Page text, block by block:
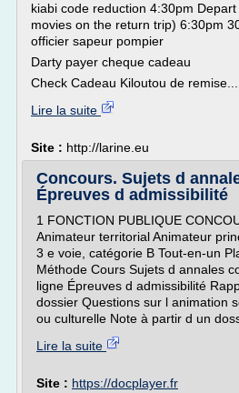
kiabi code reduction 4:30pm
movies on the return trip) 6:30pm
officier sapeur pompier
Darty payer cheque cadeau
Check Cadeau Kiloutou de remise...
Lire la suite
Site : http://larine.eu
Concours. Sujets d
Épreuves d admissibilité
1 FONCTION PUBLIQUE
Animateur territorial Animateur
3 e voie, catégorie B Tout-en-un
Méthode Cours Sujets d annales
ligne Épreuves d admissibilité
dossier Questions sur l animation
ou culturelle Note à partir d un
Lire la suite
Site : https://docplayer.fr